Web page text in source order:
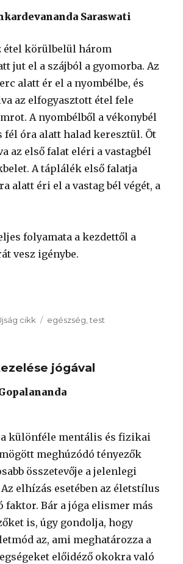
Saraswati
étel körülbelül három
jut el a szájból a gyomorba. Az
alatt ér el a nyombélbe, és
az elfogyasztott étel fele
A nyombélből a vékonybél
fél óra alatt halad keresztül. Öt
az első falat eléri a vastagbél
A táplálék első falatja
alatt éri el a vastag bél végét, a
folyamata a kezdettől a
vesz igénybe.
cikk Címke
egészség ,test
jógával
különféle mentális és fizikai
meghúzódó tényezők
összetevője a jelenlegi
elhízás esetében az életstílus
faktor. Bár a jóga elismer más
is, úgy gondolja, hogy
az, ami meghatározza a
előidéző okokra való